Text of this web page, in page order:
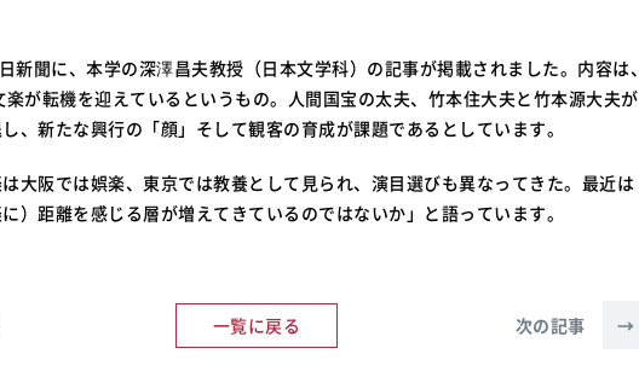
新聞に、本学の深澤昌夫教授（日本文学科）の記事が掲載されました。内容は、
が転機を迎えているというもの。人間国宝の太夫、竹本住大夫と竹本源大夫が
、新たな興行の「顔」そして観客の育成が課題であるとしています。
大阪では娯楽、東京では教養として見られ、演目選びも異なってきた。最近は
）距離を感じる層が増えてきているのではないか」と語っています。
一覧に戻る 次の記事 →